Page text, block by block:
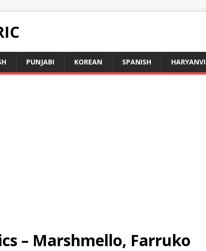
PUNJABI KOREAN SPANISH HARYANVI
– Marshmello, Farruko